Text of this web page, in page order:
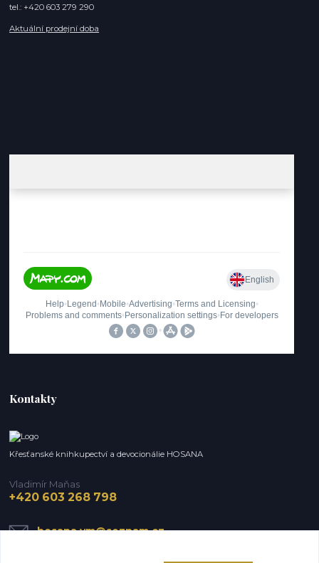
tel.: +420 603 279 290
Aktuální prodejní doba
Kontakty
Křesťanské knihkupectví a devocionálie HOSANA
Vladimír Maňas
+420 603 268 798
hosana.vm@seznam.cz